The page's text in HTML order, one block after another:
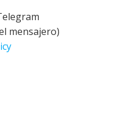
mensajero)